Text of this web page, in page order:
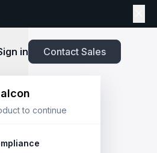
blockchain explorer with
andstories.
in
to continue
Contact Sales